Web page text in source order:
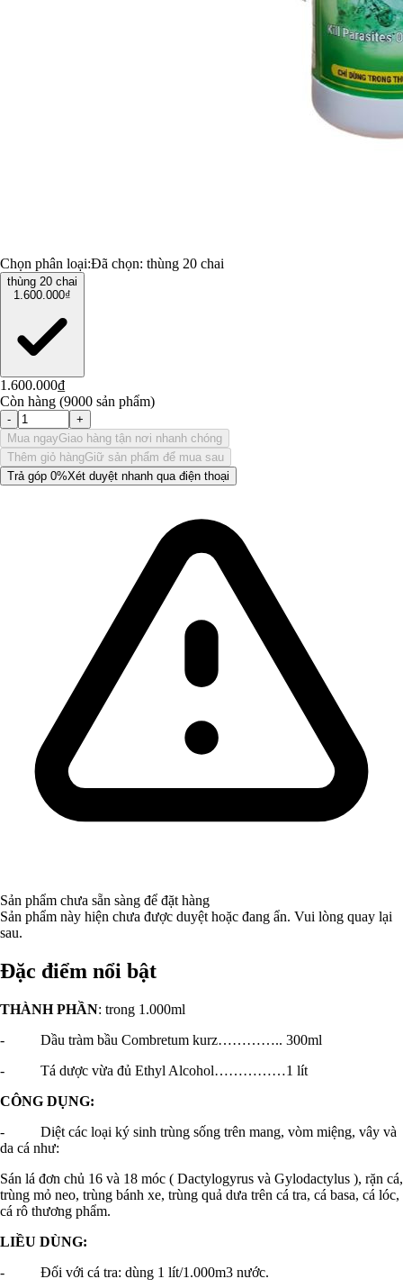
Chọn phân loại:Đã chọn: thùng 20 chai
thùng 20 chai
1.600.000₫
1.600.000₫
Còn hàng (9000 sản phẩm)
-
+
Mua ngayGiao hàng tận nơi nhanh chóng
Thêm giỏ hàngGiữ sản phẩm để mua sau
Trả góp 0%Xét duyệt nhanh qua điện thoại
Sản phẩm chưa sẵn sàng để đặt hàng
Sản phẩm này hiện chưa được duyệt hoặc đang ẩn. Vui lòng quay lại
sau.
Đặc điểm nổi bật
THÀNH PHẦN: trong 1.000ml
- Dầu tràm bầu Combretum kurz………….. 300ml
- Tá dược vừa đủ Ethyl Alcohol……………1 lít
CÔNG DỤNG:
- Diệt các loại ký sinh trùng sống trên mang, vòm miệng, vây và
da cá như:
Sán lá đơn chủ 16 và 18 móc ( Dactylogyrus và Gylodactylus ), rặn cá,
trùng mỏ neo, trùng bánh xe, trùng quả dưa trên cá tra, cá basa, cá lóc,
cá rô thương phẩm.
LIỀU DÙNG:
- Đối với cá tra: dùng 1 lít/1.000m3 nước.